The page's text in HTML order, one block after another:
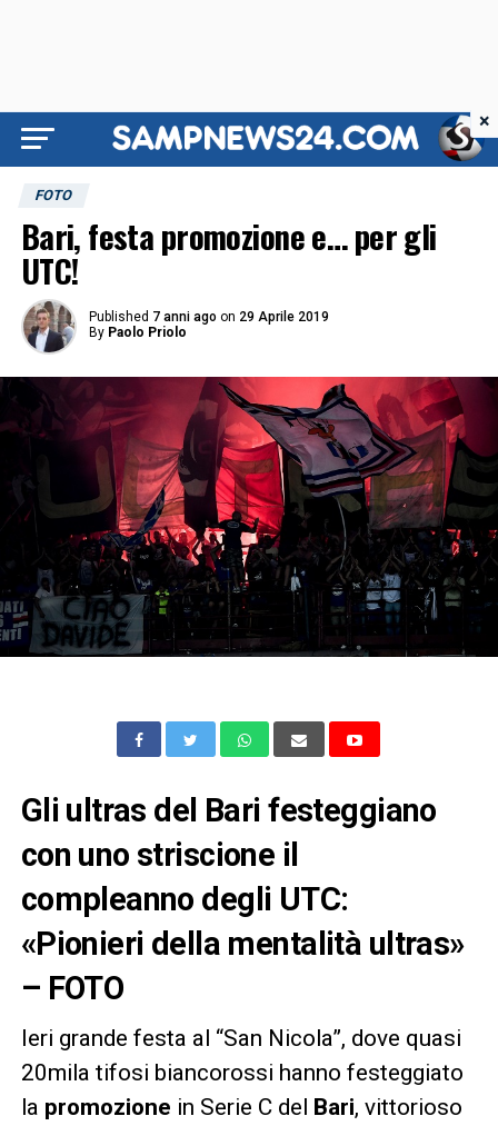
FOTO
Bari, festa promozione e… per gli
UTC!
Published 7 anni ago on 29 Aprile 2019
By Paolo Priolo
Gli ultras del Bari festeggiano
con uno striscione il
compleanno degli UTC:
«Pionieri della mentalità ultras»
– FOTO
Ieri grande festa al “San Nicola”, dove quasi
20mila tifosi biancorossi hanno festeggiato
la promozione in Serie C del Bari, vittorioso
×